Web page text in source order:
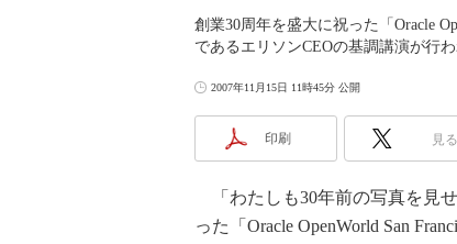
創業30周年を盛大に祝った「Oracle
であるエリソンCEOの基調講演が行
2007年11月15日 11時45分 公開
印刷 見る
「わたしも30年前の写真を見
った「Oracle OpenWorld San